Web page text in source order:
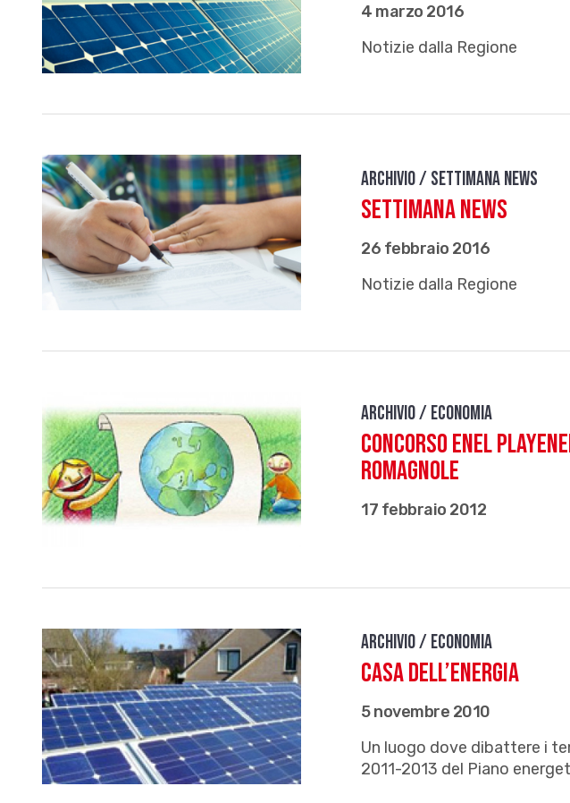
4 marzo 2016
Notizie dalla Regione
Archivio / Settimana news
Settimana News
26 febbraio 2016
Notizie dalla Regione
Archivio / Economia
Concorso Enel
romagnole
17 febbraio 2012
Archivio / Economia
Casa dell’energia
5 novembre 2010
Un luogo dove dibattere i
2011-2013 del Piano